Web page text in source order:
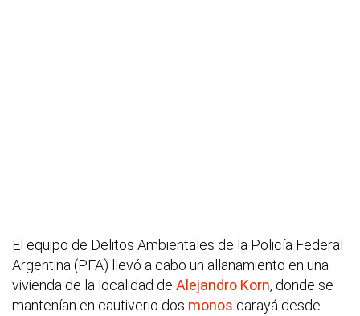
El equipo de Delitos Ambientales de la Policía Federal
Argentina (PFA) llevó a cabo un allanamiento en una
vivienda de la localidad de Alejandro Korn, donde se
mantenían en cautiverio dos monos carayá desde